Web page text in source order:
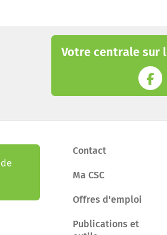
Votre centrale sur
Contact
Ma CSC
Offres d'emploi
Publications et